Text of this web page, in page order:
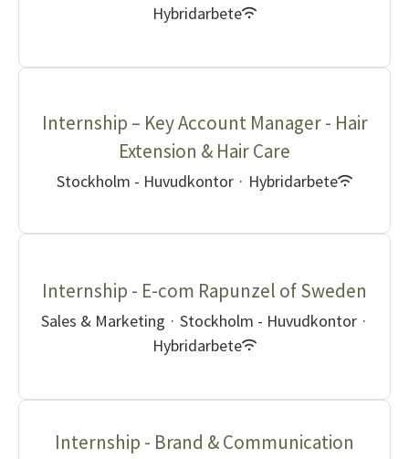
Hybridarbete
Internship – Key Account Manager - Hair
Extension & Hair Care
Stockholm - Huvudkontor · Hybridarbete
Internship - E-com Rapunzel of Sweden
Sales & Marketing · Stockholm - Huvudkontor ·
Hybridarbete
Internship - Brand & Communication